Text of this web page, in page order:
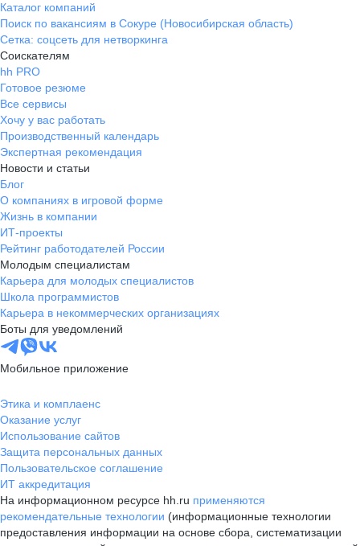
Каталог компаний
Поиск по вакансиям в Сокуре (Новосибирская область)
Сетка: соцсеть для нетворкинга
Соискателям
hh PRO
Готовое резюме
Все сервисы
Хочу у вас работать
Производственный календарь
Экспертная рекомендация
Новости и статьи
Блог
О компаниях в игровой форме
Жизнь в компании
ИТ-проекты
Рейтинг работодателей России
Молодым специалистам
Карьера для молодых специалистов
Школа программистов
Карьера в некоммерческих организациях
Боты для уведомлений
Мобильное приложение
Этика и комплаенс
Оказание услуг
Использование сайтов
Защита персональных данных
Пользовательское соглашение
ИТ аккредитация
На информационном ресурсе hh.ru применяются
рекомендательные технологии (информационные технологии
предоставления информации на основе сбора, систематизации